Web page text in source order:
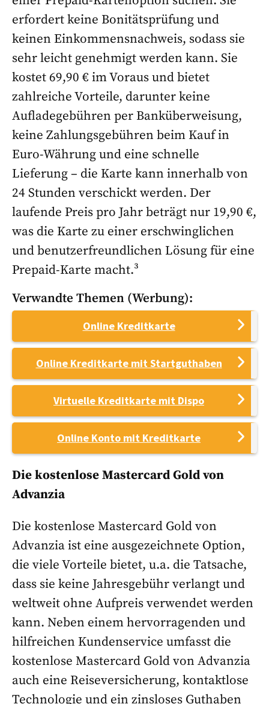
erfordert keine Bonitätsprüfung und
keinen Einkommensnachweis, sodass sie
sehr leicht genehmigt werden kann. Sie
kostet 69,90 € im Voraus und bietet
zahlreiche Vorteile, darunter keine
Aufladegebühren per Banküberweisung,
keine Zahlungsgebühren beim Kauf in
Euro-Währung und eine schnelle
Lieferung – die Karte kann innerhalb von
24 Stunden verschickt werden. Der
laufende Preis pro Jahr beträgt nur 19,90 €,
was die Karte zu einer erschwinglichen
und benutzerfreundlichen Lösung für eine
Prepaid-Karte macht.³
Verwandte Themen (Werbung):
Online Kreditkarte
Online Kreditkarte mit Startguthaben
Virtuelle Kreditkarte mit Dispo
Online Konto mit Kreditkarte
Die kostenlose Mastercard Gold von
Advanzia
Die kostenlose Mastercard Gold von
Advanzia ist eine ausgezeichnete Option,
die viele Vorteile bietet, u.a. die Tatsache,
dass sie keine Jahresgebühr verlangt und
weltweit ohne Aufpreis verwendet werden
kann. Neben einem hervorragenden und
hilfreichen Kundenservice umfasst die
kostenlose Mastercard Gold von Advanzia
auch eine Reiseversicherung, kontaktlose
Technologie und ein zinsloses Guthaben